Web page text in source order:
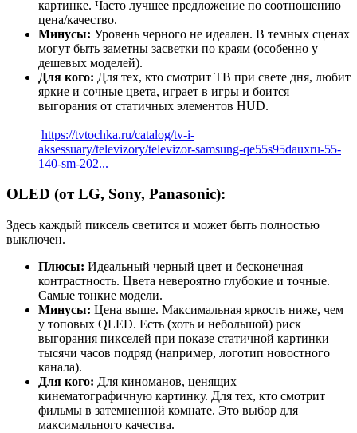
картинке. Часто лучшее предложение по соотношению
цена/качество.
Минусы: Уровень черного не идеален. В темных сценах
могут быть заметны засветки по краям (особенно у
дешевых моделей).
Для кого: Для тех, кто смотрит ТВ при свете дня, любит
яркие и сочные цвета, играет в игры и боится
выгорания от статичных элементов HUD.
https://tvtochka.ru/catalog/tv-i-
aksessuary/televizory/televizor-samsung-qe55s95dauxru-55-
140-sm-202...
OLED (от LG, Sony, Panasonic):
Здесь каждый пиксель светится и может быть полностью
выключен.
Плюсы: Идеальный черный цвет и бесконечная
контрастность. Цвета невероятно глубокие и точные.
Самые тонкие модели.
Минусы: Цена выше. Максимальная яркость ниже, чем
у топовых QLED. Есть (хоть и небольшой) риск
выгорания пикселей при показе статичной картинки
тысячи часов подряд (например, логотип новостного
канала).
Для кого: Для киноманов, ценящих
кинематографичную картинку. Для тех, кто смотрит
фильмы в затемненной комнате. Это выбор для
максимального качества.